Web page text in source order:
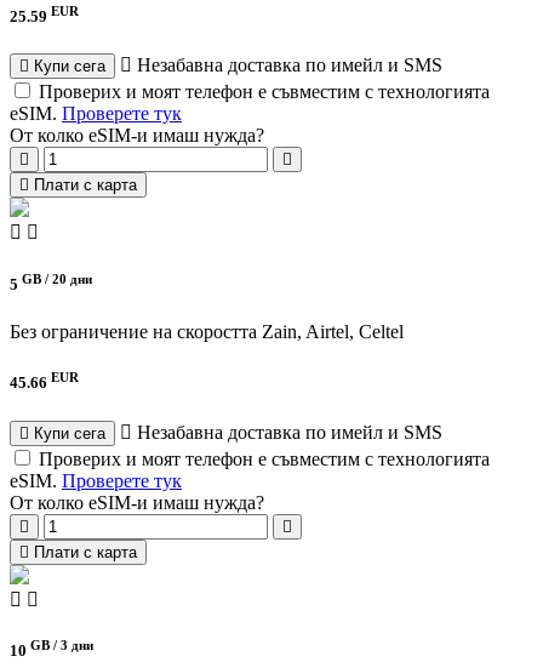
25.59 EUR
Купи сега
Незабавна доставка по имейл и SMS
Проверих и моят телефон е съвместим с технологията
eSIM. Проверете тук
От колко eSIM-и имаш нужда?
Плати с карта
5 GB / 20 дни
Без ограничение на скоростта Zain, Airtel, Celtel
45.66 EUR
Купи сега
Незабавна доставка по имейл и SMS
Проверих и моят телефон е съвместим с технологията
eSIM. Проверете тук
От колко eSIM-и имаш нужда?
Плати с карта
10 GB / 3 дни